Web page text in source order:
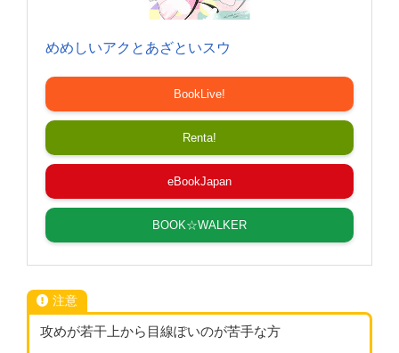
めめしいアクとあざといスウ
BookLive!
Renta!
eBookJapan
BOOK☆WALKER
注意
攻めが若干上から目線ぽいのが苦手な方